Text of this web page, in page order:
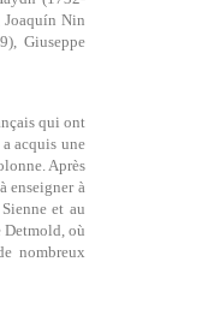
Joaquín Nin
Giuseppe
qui ont
acquis une
Après
enseigner à
et au
Detmold, où
nombreux